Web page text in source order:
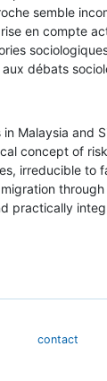
semble
en compte
débats
Malaysia
concept of
irreducible
contact